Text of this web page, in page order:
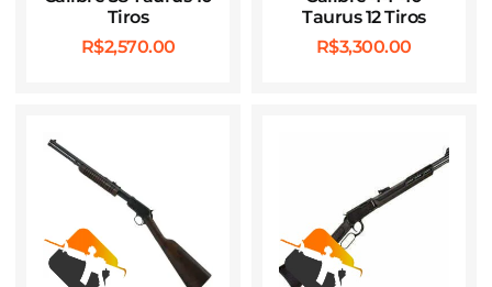
Tiros
R$2,570.00
Taurus 12 Tiros
R$3,300.00